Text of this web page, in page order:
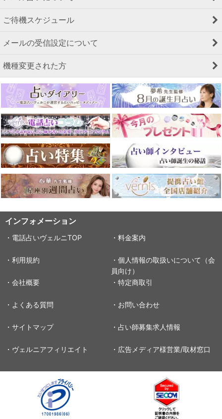
ご待機スケジュール
メールの受信設定について
機種変更された方
インフォメーション
・電話占いヴェルニTOP ・料金案内
・利用規約
・個人情報の取扱いについて（会
員向け）
・会社概要
・特定商取引
・よくある質問 ・お問い合わせ
・サイトマップ ・占い師募集求人情報
・ヴェルニアフィリエイト ・広告メディア様営業/取材窓口